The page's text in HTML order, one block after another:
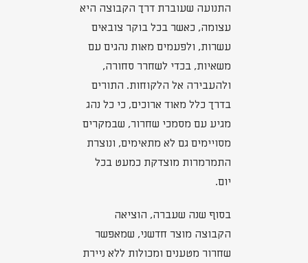
התנועה שעוברת דרך הקבוצה היא
עצומה, כאשר בכל בוקר צובאים
עשרות, ולפעמים מאות נהגים עם
משאיות, בכדי לשחרר סחורה,
ולהעבירה אל הלקוחות. התורים
בדרך כלל מאוד ארוכים, כי כל נהג
מגיע עם מסמכי שחרור, שבמקרים
מסויימים גם לא מתאימים, ונוצרת
התמרמרות מוצדקת כמעט בכל
יום.
בסוף שנה שעברה, הוציאה
הקבוצה מוצר חדשני, שמאפשר
שחרור מטענים ומכולות ללא ניירת